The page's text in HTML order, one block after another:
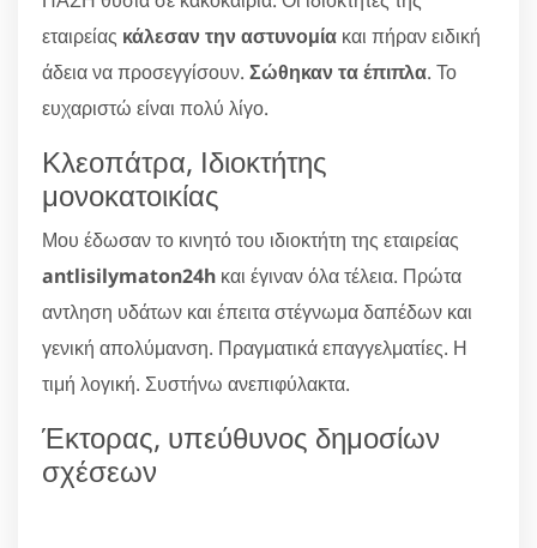
εταιρείας κάλεσαν την αστυνομία και πήραν ειδική
άδεια να προσεγγίσουν. Σώθηκαν τα έπιπλα. Το
ευχαριστώ είναι πολύ λίγο.
Κλεοπάτρα, Ιδιοκτήτης
μονοκατοικίας
Μου έδωσαν το κινητό του ιδιοκτήτη της εταιρείας
antlisilymaton24h και έγιναν όλα τέλεια. Πρώτα
αντληση υδάτων και έπειτα στέγνωμα δαπέδων και
γενική απολύμανση. Πραγματικά επαγγελματίες. Η
τιμή λογική. Συστήνω ανεπιφύλακτα.
Έκτορας, υπεύθυνος δημοσίων
σχέσεων